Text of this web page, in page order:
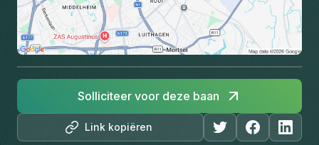
Link kopiëren
Solliciteer voor deze baan